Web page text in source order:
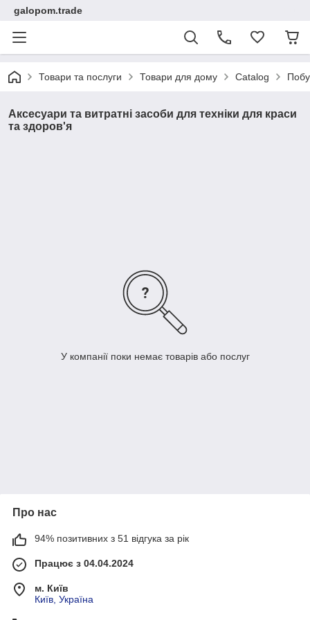
galopom.trade
Товари та послуги Товари для дому Catalog
Аксесуари та витратні засоби для техніки для краси
та здоров'я
У компанії поки немає товарів або послуг
Про нас
94% позитивних з 51 відгука за рік
Працює з 04.04.2024
м. Київ
Київ, Україна